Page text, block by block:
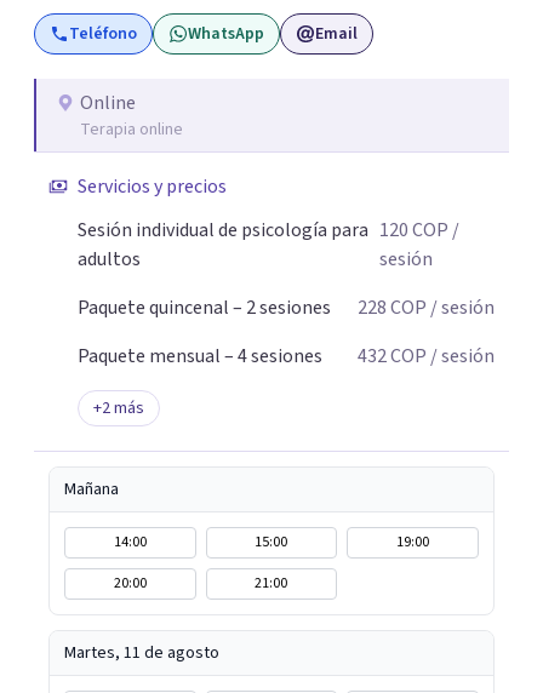
malestar emocional con mayor claridad y bienestar.
Teléfono WhatsApp Email
Online
Terapia online
Servicios y precios
Sesión individual de psicología para
adultos
120COP /
sesión
Paquete quincenal – 2 sesiones
228COP / sesión
Paquete mensual – 4 sesiones
432COP / sesión
+2más
Mañana
14:00 15:00
19:00
20:00
21:00
Martes, 11 de agosto